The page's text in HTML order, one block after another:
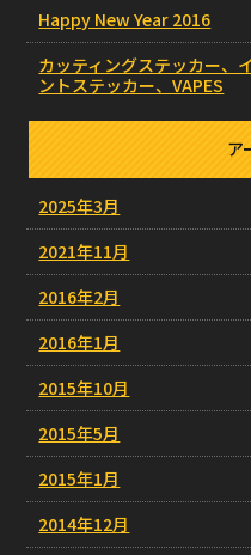
Happy New Year 2016
カッティングステッカー、
ントステッカー、VAPES
ア
2025年3月
2021年11月
2016年2月
2016年1月
2015年10月
2015年5月
2015年1月
2014年12月